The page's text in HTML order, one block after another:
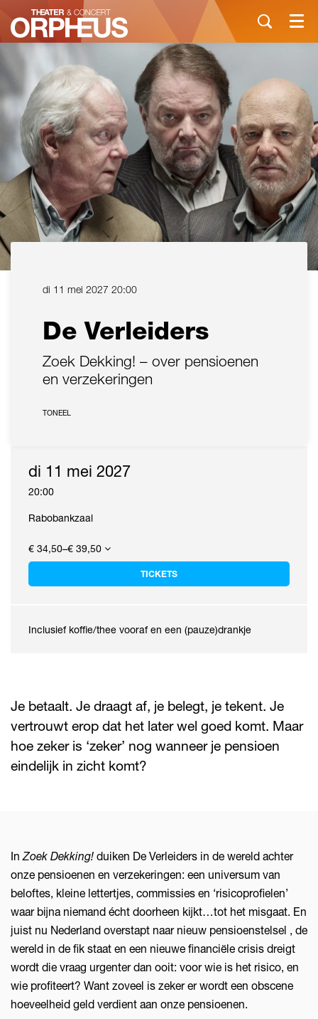
Menu
De Verleiders
Zoek Dekking! – over pensioenen
en verzekeringen
di 11 mei 2027 20:00
TONEEL
di 11 mei 2027
20:00
Rabobankzaal
€ 34,50–€ 39,50
TICKETS
Inclusief koffie/thee vooraf en een (pauze)drankje
Je betaalt. Je draagt af, je belegt, je tekent. Je
vertrouwt erop dat het later wel goed komt. Maar
hoe zeker is ‘zeker’ nog wanneer je pensioen
eindelijk in zicht komt?
InZoek Dekking! duiken De Verleiders in de wereld achter
onze pensioenen en verzekeringen: een universum van
beloftes, kleine lettertjes, commissies en ‘risicoprofielen’
waar bijna niemand écht doorheen kijkt…tot het misgaat. En
juist nu Nederland overstapt naar nieuw pensioenstelsel , de
wereld in de fik staat en een nieuwe financiële crisis dreigt
wordt die vraag urgenter dan ooit: voor wie is het risico, en
wie profiteert? Want zoveel is zeker er wordt een obscene
hoeveelheid geld verdient aan onze pensioenen.